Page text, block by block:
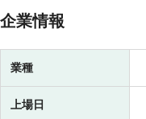
企業情報
業種
上場日